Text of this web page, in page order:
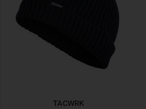
TACWRK